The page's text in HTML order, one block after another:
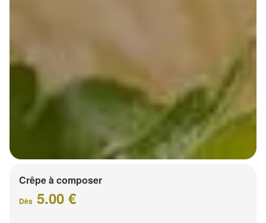
Crêpe à composer
Dès 5.00 €